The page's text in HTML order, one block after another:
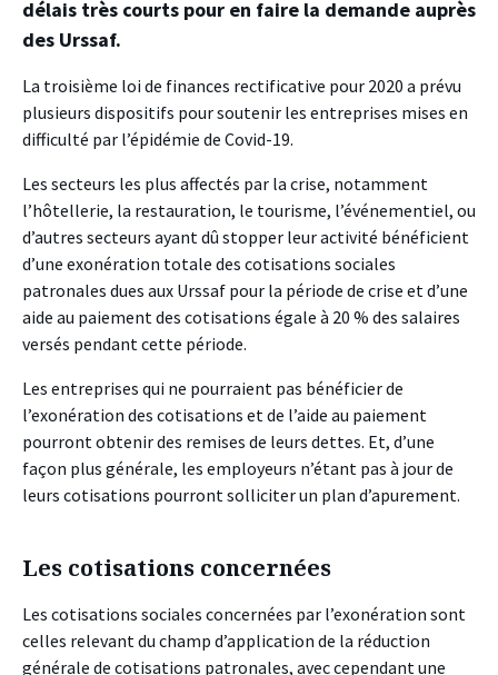
délais très courts pour en faire la demande auprès
des Urssaf.
La troisième loi de finances rectificative pour 2020 a prévu
plusieurs dispositifs pour soutenir les entreprises mises en
difficulté par l’épidémie de Covid-19.
Les secteurs les plus affectés par la crise, notamment
l’hôtellerie, la restauration, le tourisme, l’événementiel, ou
d’autres secteurs ayant dû stopper leur activité bénéficient
d’une exonération totale des cotisations sociales
patronales dues aux Urssaf pour la période de crise et d’une
aide au paiement des cotisations égale à 20 % des salaires
versés pendant cette période.
Les entreprises qui ne pourraient pas bénéficier de
l’exonération des cotisations et de l’aide au paiement
pourront obtenir des remises de leurs dettes. Et, d’une
façon plus générale, les employeurs n’étant pas à jour de
leurs cotisations pourront solliciter un plan d’apurement.
Les cotisations concernées
Les cotisations sociales concernées par l’exonération sont
celles relevant du champ d’application de la réduction
générale de cotisations patronales, avec cependant une